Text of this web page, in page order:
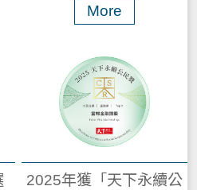
計師溝通情形
富邦投信
富邦科技保代
More
2025年獲「天下永續公